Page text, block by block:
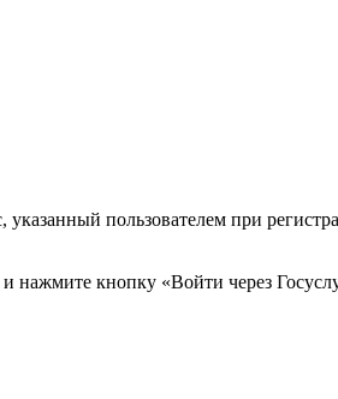
пользователем при
нажмите кнопку «Войти через